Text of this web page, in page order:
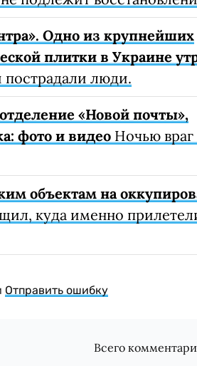
Одно из крупнейших
плитки в Украине
пострадали люди.
«Новой почты»,
фото и видео Ночью враг
объектам на
куда именно
Отправить ошибку
Всего